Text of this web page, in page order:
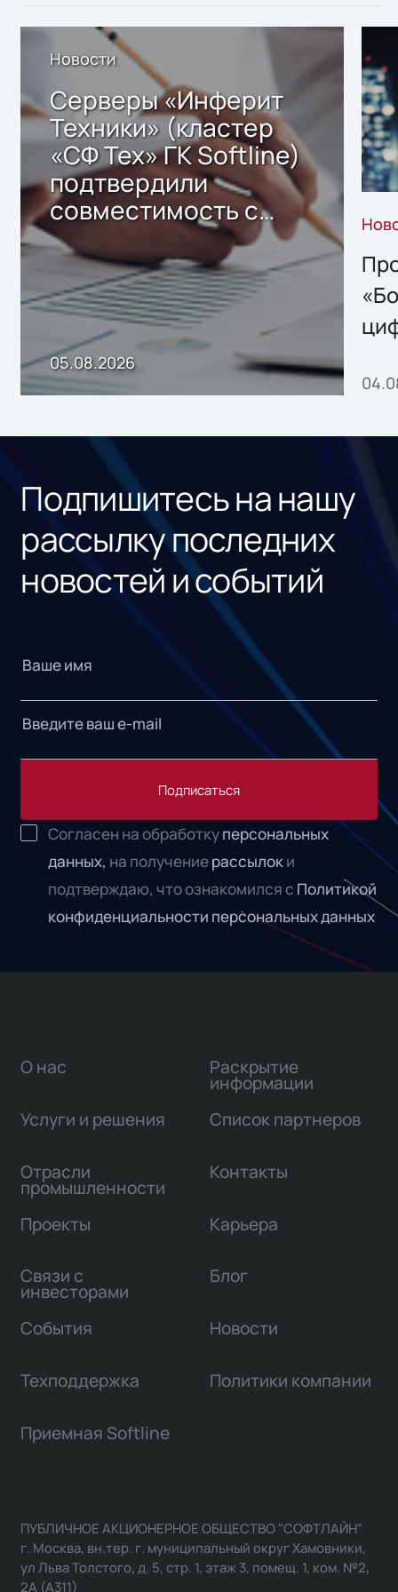
Новости
Серверы «Инферит
Техники» (кластер
«СФ Тех» ГК Softline)
подтвердили
совместимость с
решением Sharx
Storage 2.x для
хранения данных
05.08.2026
Подпишитесь на нашу
рассылку последних
новостей и событий
Подписаться
Согласен на обработкуперсональных
данных, на получениерассылоки
подтверждаю, что ознакомился с Политикой
конфиденциальности персональных данных
О нас
Услуги и решения
Отрасли
промышленности
Проекты
Связи с
инвесторами
Раскрытие
информации
Список партнеров
Контакты
Карьера
Блог
События Новости
Техподдержка Политики компании
Приемная Softline
ПУБЛИЧНОЕ АКЦИОНЕРНОЕ ОБЩЕСТВО "СОФТЛАЙН"
г. Москва, вн.тер. г. муниципальный округ Хамовники,
ул Льва Толстого, д. 5, стр. 1, этаж 3, помещ. 1, ком. №2,
2А (А311)